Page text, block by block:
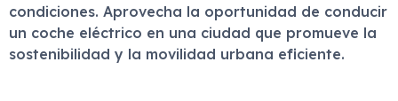
condiciones. Aprovecha la oportunidad de conducir
un coche eléctrico en una ciudad que promueve la
sostenibilidad y la movilidad urbana eficiente.